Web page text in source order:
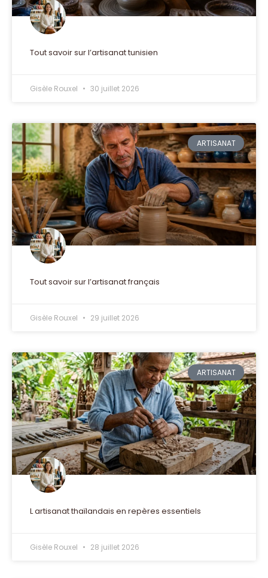
Tout savoir sur l’artisanat tunisien
Gisèle Rouxel 30 juillet 2026
ARTISANAT
Tout savoir sur l’artisanat français
Gisèle Rouxel 29 juillet 2026
ARTISANAT
L artisanat thaïlandais en repères essentiels
Gisèle Rouxel 28 juillet 2026